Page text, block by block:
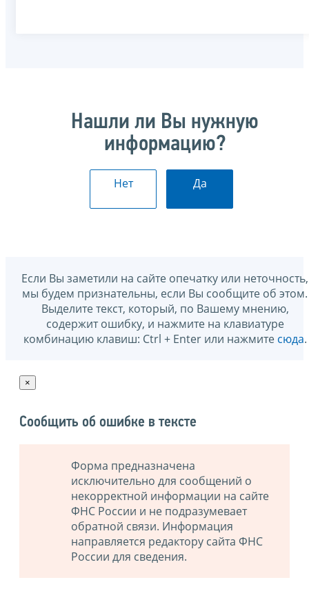
Нашли ли Вы нужную
информацию?
Нет Да
Если Вы заметили на сайте опечатку или неточность,
мы будем признательны, если Вы сообщите об этом.
Выделите текст, который, по Вашему мнению,
содержит ошибку, и нажмите на клавиатуре
комбинацию клавиш: Ctrl + Enter или нажмите сюда.
×
Сообщить об ошибке в тексте
Форма предназначена
исключительно для сообщений о
некорректной информации на сайте
ФНС России и не подразумевает
обратной связи. Информация
направляется редактору сайта ФНС
России для сведения.